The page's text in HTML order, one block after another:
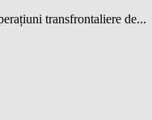
transfrontaliere de...